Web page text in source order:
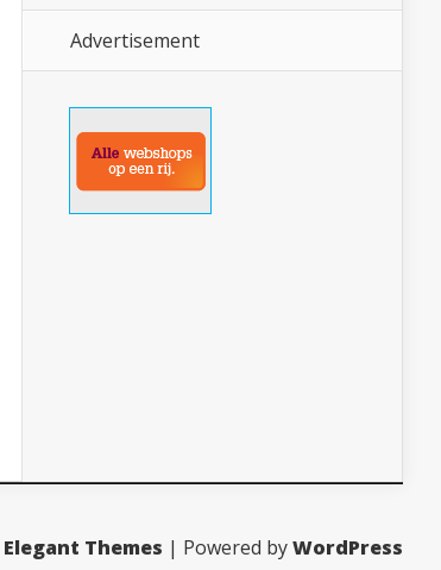
Advertisement
Elegant Themes | Powered byWordPress